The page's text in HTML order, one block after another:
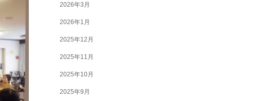
2026年3月
2026年1月
2025年12月
2025年11月
2025年10月
2025年9月